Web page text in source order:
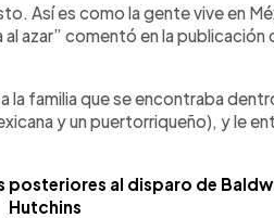
Así es como la gente vive en
azar” comentó en la publicación
la familia que se encontraba
y un puertorriqueño), y le
posteriores al disparo de
Hutchins